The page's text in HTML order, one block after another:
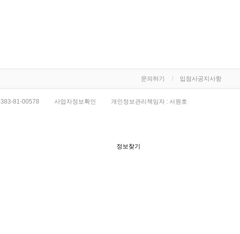
문의하기 입점사공지사항
383-81-00578 사업자정보확인
개인정보관리책임자 : 서원호
정보찾기